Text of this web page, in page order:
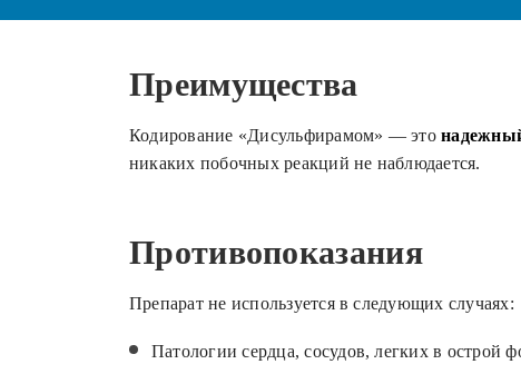
Преимущества
Кодирование «Дисульфирамом» — это
никаких побочных реакций не наблюдается.
Противопоказания
Препарат не используется в следующих случаях:
Патологии сердца, сосудов, легких в острой